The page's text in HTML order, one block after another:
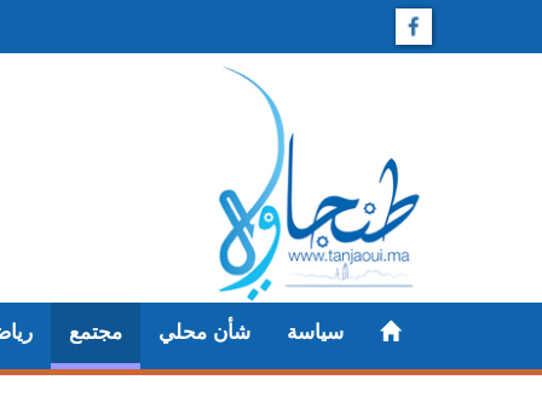
مجتمع شأن محلي سياسة